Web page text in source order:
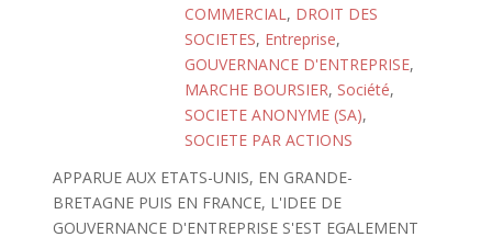
COMMERCIAL, DROIT DES
SOCIETES, Entreprise,
GOUVERNANCE D'ENTREPRISE,
MARCHE BOURSIER, Société,
SOCIETE ANONYME (SA),
SOCIETE PAR ACTIONS
APPARUE AUX ETATS-UNIS, EN GRANDE-
BRETAGNE PUIS EN FRANCE, L'IDEE DE
GOUVERNANCE D'ENTREPRISE S'EST EGALEMENT